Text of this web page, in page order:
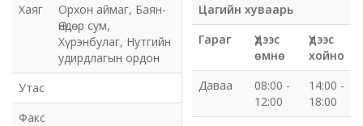
Хот тохижуулах газар
Орхон аймаг Шуудан үйлчилгээний газар
Биеийн тамир, спортын газар
Хаяг
Орхон аймаг, Баян-
Өндөр сум,
Хүрэнбулаг, Нутгийн
удирдлагын ордон
Утас
Факс
Цагийн хуваарь
Гараг
Үдээс
өмнө
Үдээс
хойно
Даваа
08:00 -
12:00
14:00 -
18:00